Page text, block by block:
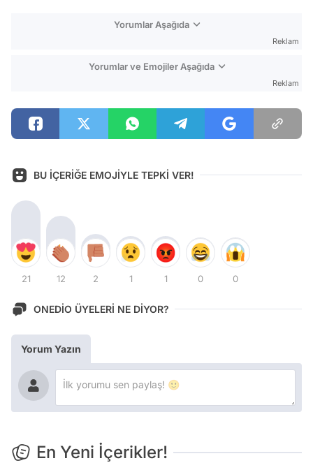
Yorumlar Aşağıda
Reklam
Yorumlar ve Emojiler Aşağıda
Reklam
BU İÇERİĞE EMOJİYLE TEPKİ VER!
21 12 2 1 1 0 0
ONEDİO ÜYELERİ NE DİYOR?
Yorum Yazın
En Yeni İçerikler!